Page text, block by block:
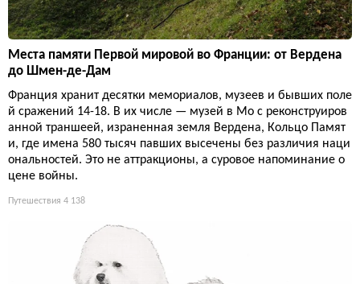
Места памяти Первой мировой во Франции: от Вердена
до Шмен-де-Дам
Франция хранит десятки мемориалов, музеев и бывших поле
й сражений 14-18. В их числе — музей в Мо с реконструиров
анной траншеей, израненная земля Вердена, Кольцо Памят
и, где имена 580 тысяч павших высечены без различия наци
ональностей. Это не аттракционы, а суровое напоминание о
цене войны.
Путешествия 4 138